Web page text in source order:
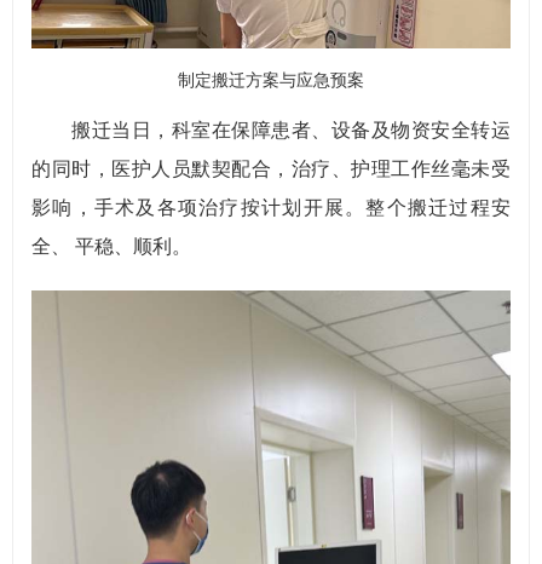
制定搬迁方案与应急预案
搬迁当日，科室在保障患者、设备及物资安全转运
的同时，医护人员默契配合，治疗、护理工作丝毫未受
影响，手术及各项治疗按计划开展。整个搬迁过程安
全、 平稳、顺利。